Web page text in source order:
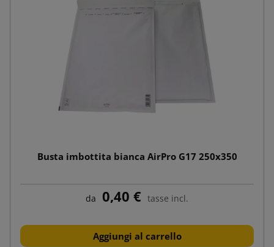
Busta imbottita bianca AirPro G17 250x350
da 0,40 € tasse incl.
Aggiungi al carrello